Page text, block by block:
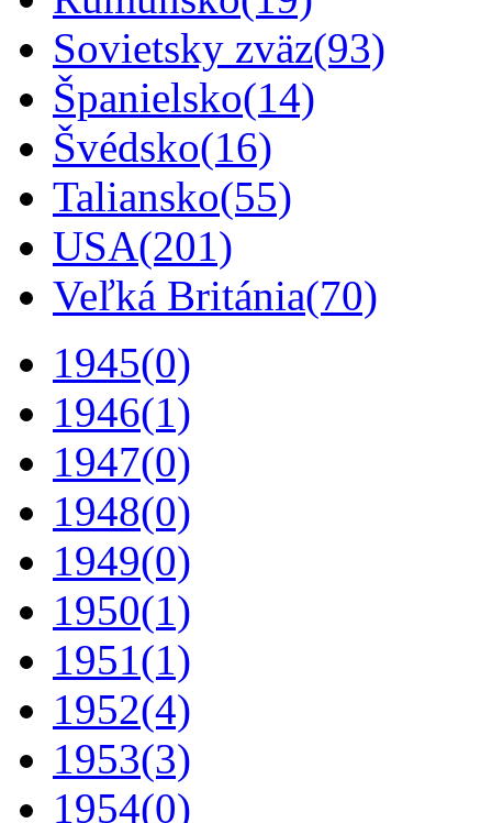
Sovietsky zväz(93)
Španielsko(14)
Švédsko(16)
Taliansko(55)
USA(201)
Veľká Británia(70)
1945(0)
1946(1)
1947(0)
1948(0)
1949(0)
1950(1)
1951(1)
1952(4)
1953(3)
1954(0)